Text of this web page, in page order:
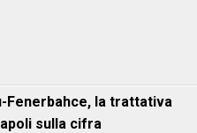
Fenerbahce, la trattativa
sulla cifra